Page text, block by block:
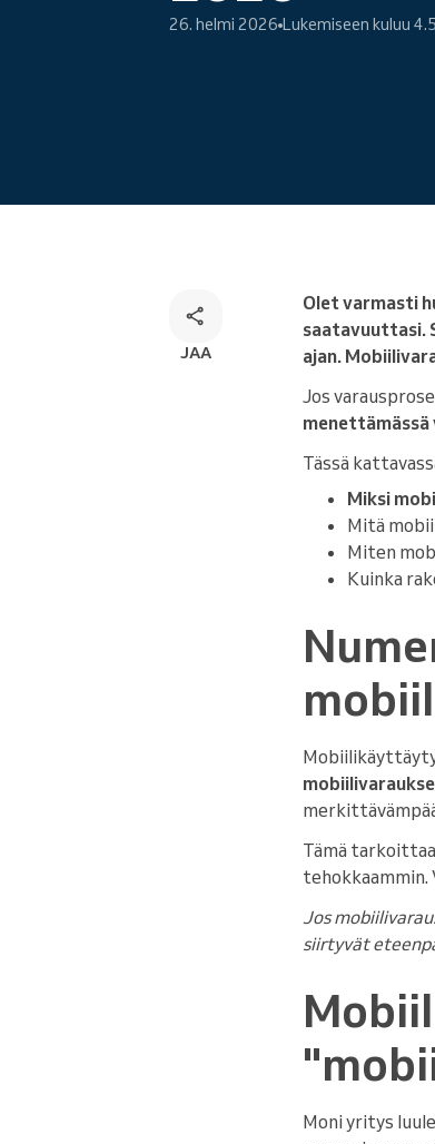
Kaikkikanavainen
26. helmi 2026 Lukemiseen kuluu
JAA
Olet varmasti
saatavuuttasi.
ajan.
Jos
menettämässä
Tässä
Miksi
Mitä
Miten
Kuinka
Tämä
tehokkaammin.
Jos
siirtyvät
Moni yritys